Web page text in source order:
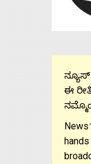
ನ್ಯೂಸ್
ಈ